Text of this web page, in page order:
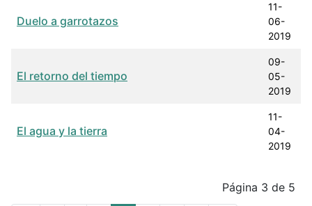
Duelo a garrotazos
11-
06-
2019
El retorno del tiempo
09-
05-
2019
El agua y la tierra
11-
04-
2019
Página 3 de 5